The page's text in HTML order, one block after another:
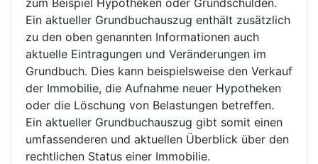
zum Beispiel Hypotheken oder Grundschulden.
Ein aktueller Grundbuchauszug enthält zusätzlich
zu den oben genannten Informationen auch
aktuelle Eintragungen und Veränderungen im
Grundbuch. Dies kann beispielsweise den Verkauf
der Immobilie, die Aufnahme neuer Hypotheken
oder die Löschung von Belastungen betreffen.
Ein aktueller Grundbuchauszug gibt somit einen
umfassenderen und aktuellen Überblick über den
rechtlichen Status einer Immobilie.